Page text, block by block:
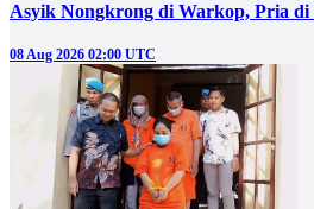
Asyik Nongkrong di Warkop, Pria
08 Aug 2026 02:00 UTC